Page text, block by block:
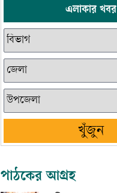
এলাকার খবর
খুঁজুন
পাঠকের আগ্রহ